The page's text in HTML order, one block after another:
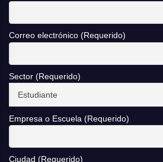
Correo electrónico (Requerido)
Sector (Requerido)
Empresa o Escuela (Requerido)
Ciudad (Requerido)